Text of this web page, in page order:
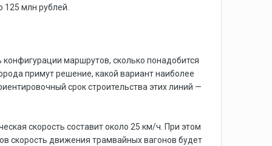
125 млн рублей.
маршрутов, сколько понадобится
примут решение, какой вариант наиболее
срок строительства этих линий —
скорость составит около 25 км/ч. При этом
скорость движения трамвайных вагонов будет